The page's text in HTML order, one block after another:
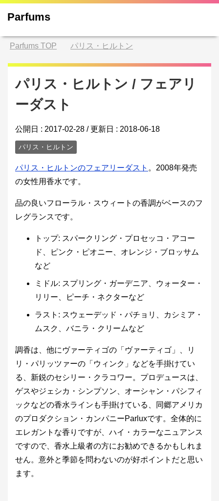
Parfums
Parfums TOP パリス・ヒルトン
パリス・ヒルトン / フェアリ
ーダスト
公開日 : 2017-02-28 / 更新日 : 2018-06-18
パリス・ヒルトン
パリス・ヒルトンのフェアリーダスト 。2008年発売
の女性用香水です。
品の良いフローラル・スウィートの香調がベースのフ
レグランスです。
トップ: スパークリング・プロセッコ・アコー
ド、ピンク・ピオニー、オレンジ・ブロッサム
など
ミドル: スプリング・ガーデニア、ウォーター・
リリー、ピーチ・ネクターなど
ラスト: スウェーデッド・パチョリ、カシミア・
ムスク、バニラ・クリームなど
調香は、他にヴァーティゴの「ヴァーティゴ」、リ
リ・パリッツァーの「ウィンク」などを手掛けてい
る、新鋭のセシリー・クラコワー。プロデュースは、
ゲスやジェシカ・シンプソン、オーシャン・パシフィ
ックなどの香水ラインも手掛けている、同郷アメリカ
のプロダクション・カンパニーParluxです。全体的に
エレガントな香りですが、ハイ・カラーなニュアンス
ですので、香水上級者の方にお勧めできるかもしれま
せん。意外と季節を問わないのが好ポイントだと思い
ます。